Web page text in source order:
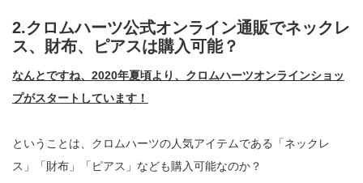
2.クロムハーツ公式オンライン通販でネックレ
ス、財布、ピアスは購入可能？
なんとですね、2020年夏頃より、クロムハーツオンラインショッ
プがスタートしています！
ということは、クロムハーツの人気アイテムである「ネックレ
ス」「財布」「ピアス」なども購入可能なのか？